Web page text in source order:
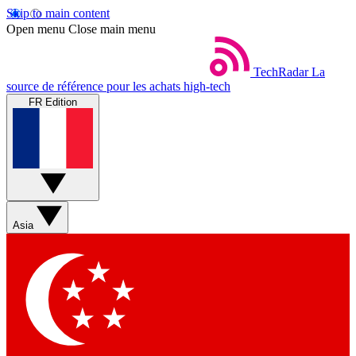
Skip to main content
Open menu Close main menu
TechRadar La
source de référence pour les achats high-tech
FR Edition
Asia